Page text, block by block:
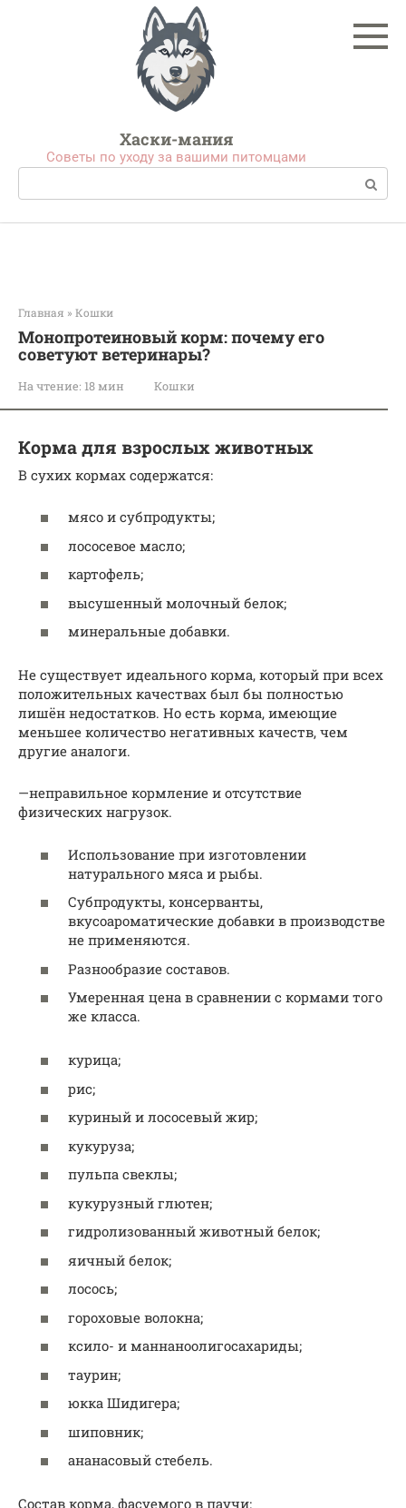
Хаски-мания
Советы по уходу за вашими питомцами
Поиск:
Главная » Кошки
Монопротеиновый корм: почему его
советуют ветеринары?
На чтение: 18 мин Кошки
Корма для взрослых животных
В сухих кормах содержатся:
мясо и субпродукты;
лососевое масло;
картофель;
высушенный молочный белок;
минеральные добавки.
Не существует идеального корма, который при всех
положительных качествах был бы полностью
лишён недостатков. Но есть корма, имеющие
меньшее количество негативных качеств, чем
другие аналоги.
—неправильное кормление и отсутствие
физических нагрузок.
Использование при изготовлении
натурального мяса и рыбы.
Субпродукты, консерванты,
вкусоароматические добавки в производстве
не применяются.
Разнообразие составов.
Умеренная цена в сравнении с кормами того
же класса.
курица;
рис;
куриный и лососевый жир;
кукуруза;
пульпа свеклы;
кукурузный глютен;
гидролизованный животный белок;
яичный белок;
лосось;
гороховые волокна;
ксило- и маннаноолигосахариды;
таурин;
юкка Шидигера;
шиповник;
ананасовый стебель.
Состав корма, фасуемого в паучи: